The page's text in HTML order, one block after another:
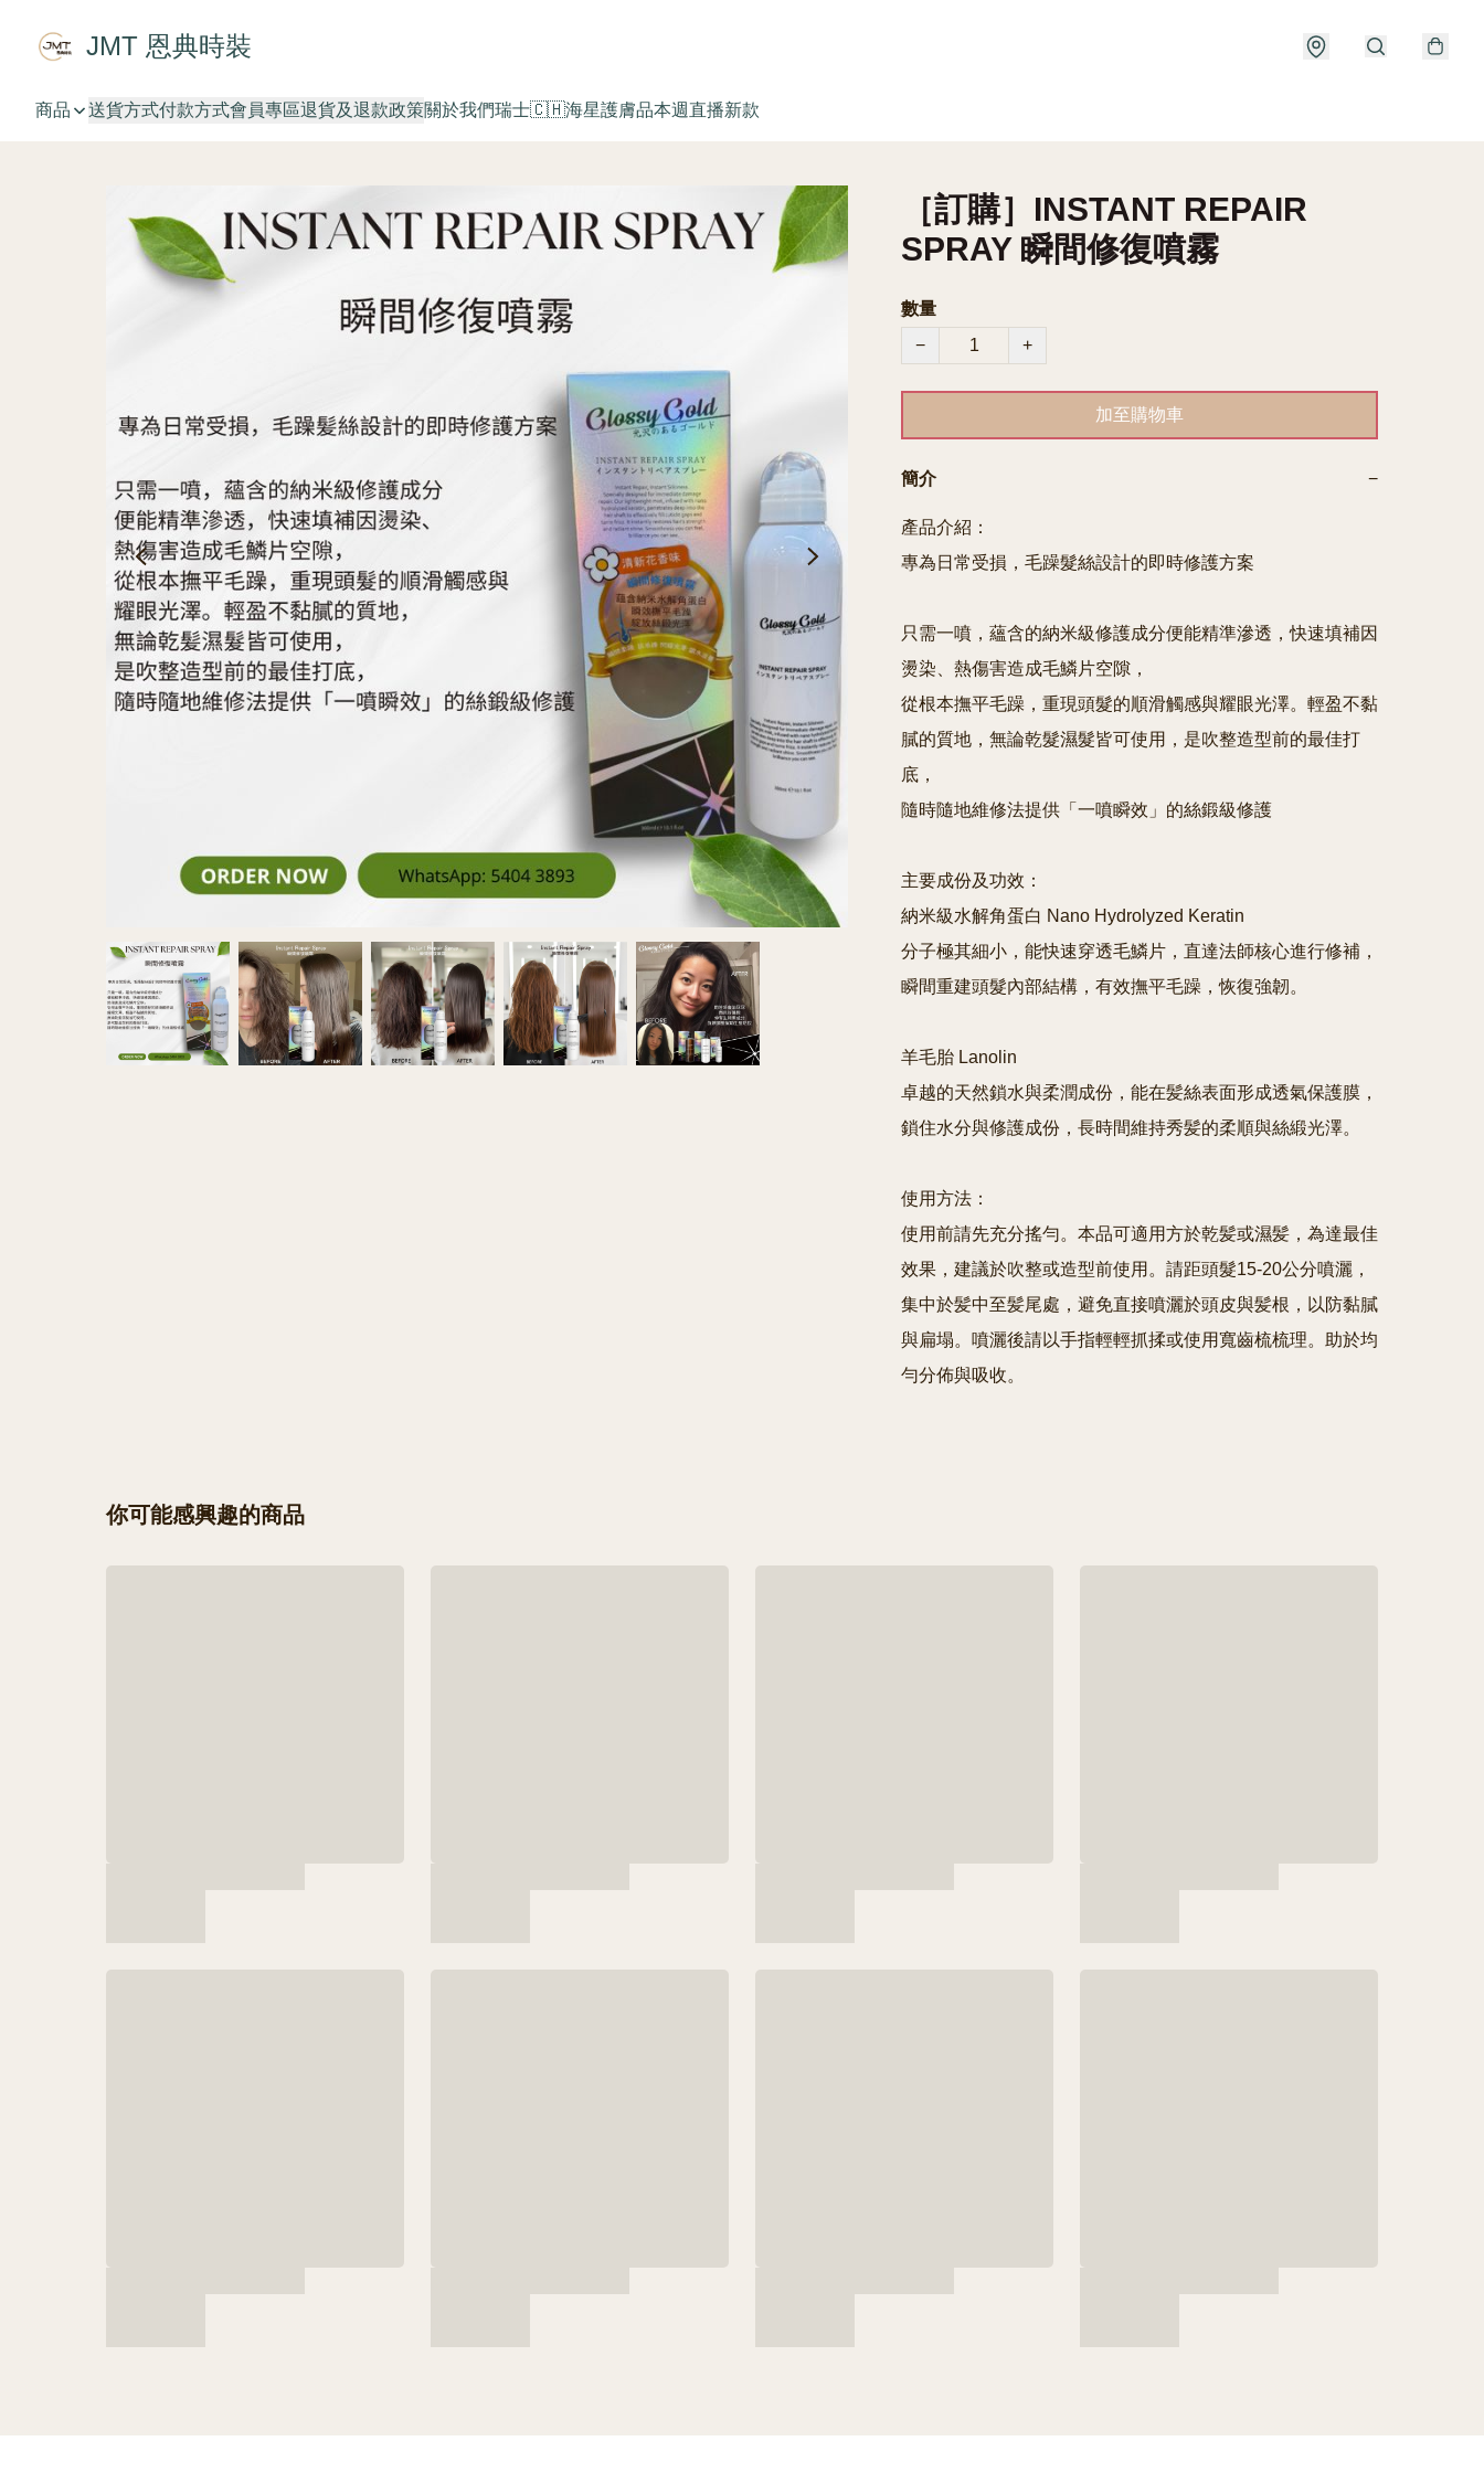
JMT 恩典時裝
商品 送貨方式付款方式會員專區退貨及退款政策關於我們瑞士🇨🇭海星護膚品本週直播新款
［訂購］INSTANT REPAIR
SPRAY 瞬間修復噴霧
數量
−
+
加至購物車
簡介 −
產品介紹：
專為日常受損，毛躁髮絲設計的即時修護方案
只需一噴，蘊含的納米級修護成分便能精準滲透，快速填補因
燙染、熱傷害造成毛鱗片空隙，
從根本撫平毛躁，重現頭髮的順滑觸感與耀眼光澤。輕盈不黏
膩的質地，無論乾髮濕髮皆可使用，是吹整造型前的最佳打
底，
隨時隨地維修法提供「一噴瞬效」的絲鍛級修護
主要成份及功效：
納米級水解角蛋白 Nano Hydrolyzed Keratin
分子極其細小，能快速穿透毛鱗片，直達法師核心進行修補，
瞬間重建頭髮內部結構，有效撫平毛躁，恢復強韌。
羊毛胎 Lanolin
卓越的天然鎖水與柔潤成份，能在髪絲表面形成透氣保護膜，
鎖住水分與修護成份，長時間維持秀髪的柔順與絲緞光澤。
使用方法：
使用前請先充分搖勻。本品可適用方於乾髪或濕髪，為達最佳
效果，建議於吹整或造型前使用。請距頭髮15-20公分噴灑，
集中於髪中至髪尾處，避免直接噴灑於頭皮與髪根，以防黏膩
與扁塌。噴灑後請以手指輕輕抓揉或使用寬齒梳梳理。助於均
你可能感興趣的商品